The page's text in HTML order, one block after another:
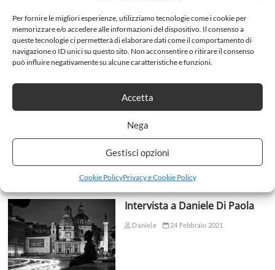
Per fornire le migliori esperienze, utilizziamo tecnologie come i cookie per
memorizzare e/o accedere alle informazioni del dispositivo. Il consenso a
queste tecnologie ci permetterà di elaborare dati come il comportamento di
navigazione o ID unici su questo sito. Non acconsentire o ritirare il consenso
può influire negativamente su alcune caratteristiche e funzioni.
Accetta
Nega
Gestisci opzioni
Cookie PolicyPrivacy e Cookie Policy
POPULAR COMMENTS TAGS
Intervista a Daniele Di Paola
Daniele 24 Febbraio 2021